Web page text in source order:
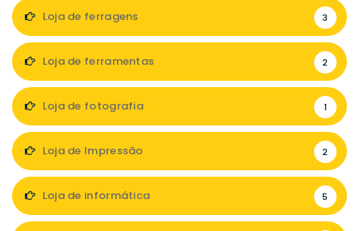
Loja de ferragens 3
Loja de ferramentas 2
Loja de fotografia 1
Loja de Impressão 2
Loja de informática 5